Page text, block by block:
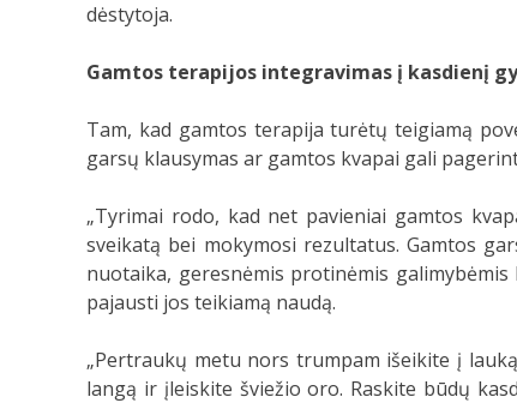
dėstytoja.
Gamtos terapijos integravimas į kasdienį
Tam, kad gamtos terapija turėtų teigiamą
garsų klausymas ar gamtos kvapai gali
„Tyrimai rodo, kad net pavieniai gamtos
sveikatą bei mokymosi rezultatus. Gamtos
nuotaika, geresnėmis protinėmis
pajausti jos teikiamą naudą.
„Pertraukų metu nors trumpam išeikite į
langą ir įleiskite šviežio oro. Raskite būdų